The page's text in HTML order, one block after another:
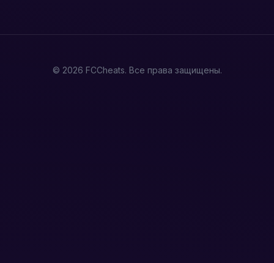
© 2026 FCCheats. Все права защищены.